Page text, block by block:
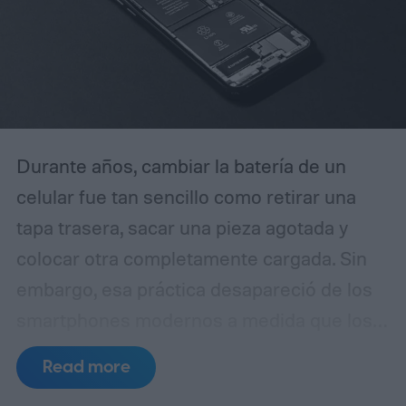
Durante años, cambiar la batería de un
celular fue tan sencillo como retirar una
tapa trasera, sacar una pieza agotada y
colocar otra completamente cargada. Sin
fabricantes apostaron por diseños más
delgados, cuerpos de vidrio y metal,
Read more